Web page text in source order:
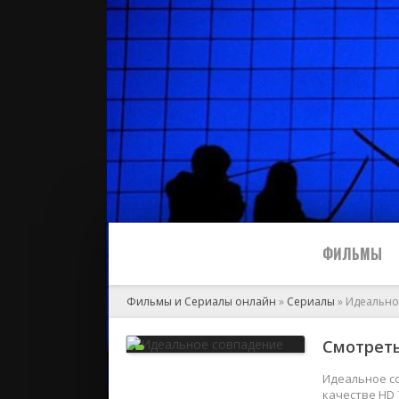
ФИЛЬМЫ
2024
Фильмы и Сериалы онлайн » Сериалы »
Идеальное
качестве